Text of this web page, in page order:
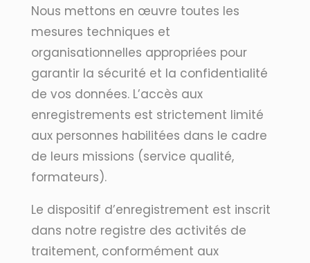
Nous mettons en œuvre toutes les
mesures techniques et
organisationnelles appropriées pour
garantir la sécurité et la confidentialité
de vos données. L’accès aux
enregistrements est strictement limité
aux personnes habilitées dans le cadre
de leurs missions (service qualité,
formateurs).
Le dispositif d’enregistrement est inscrit
dans notre registre des activités de
traitement, conformément aux